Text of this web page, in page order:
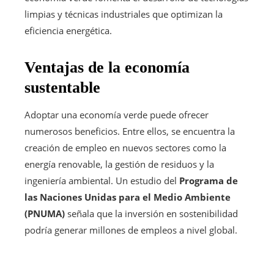
limpias y técnicas industriales que optimizan la
eficiencia energética.
Ventajas de la economía
sustentable
Adoptar una economía verde puede ofrecer
numerosos beneficios. Entre ellos, se encuentra la
creación de empleo en nuevos sectores como la
energía renovable, la gestión de residuos y la
ingeniería ambiental. Un estudio del Programa de
las Naciones Unidas para el Medio Ambiente
(PNUMA) señala que la inversión en sostenibilidad
podría generar millones de empleos a nivel global.